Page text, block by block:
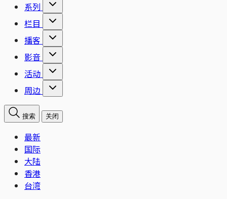
系列
栏目
播客
影音
活动
周边
搜索 关闭
最新
国际
大陆
香港
台湾